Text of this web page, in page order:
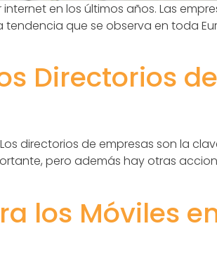
en los últimos años. Las
que se observa en toda
Directorios de
directorios de empresas son la
pero además hay otras
los Móviles